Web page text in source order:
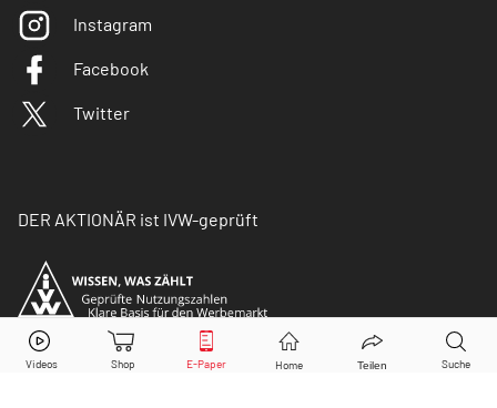
Instagram
Facebook
Twitter
DER AKTIONÄR ist IVW-geprüft